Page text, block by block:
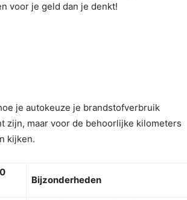
voor je geld dan je denkt!
je autokeuze je brandstofverbruik
zijn, maar voor de behoorlijke kilometers
kijken.
Bijzonderheden